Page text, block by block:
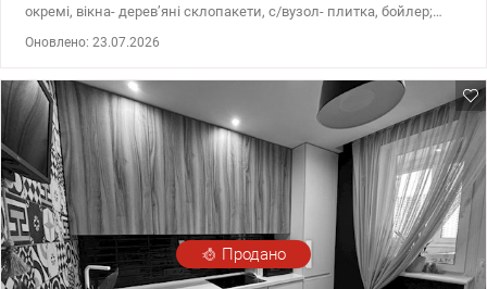
окремі, вікна- деревʼяні склопакети, с/вузол- плитка, бойлер;
садок, школа, магазини. т.044 200 10 80 Valion.ua/1115830
Оновлено: 23.07.2026
Продано